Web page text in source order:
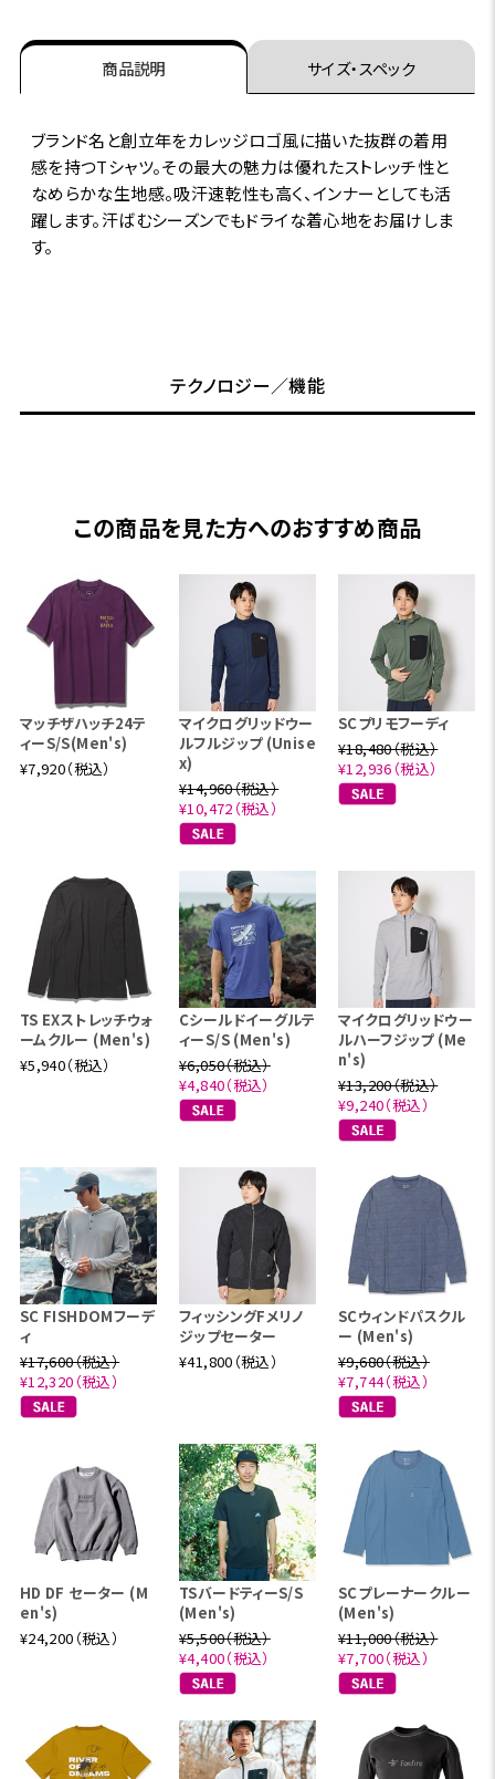
商品説明 サイズ・スペック
ブランド名と創立年をカレッジロゴ風に描いた抜群の着用
感を持つTシャツ。その最大の魅力は優れたストレッチ性と
なめらかな生地感。吸汗速乾性も高く、インナーとしても活
躍します。汗ばむシーズンでもドライな着心地をお届けしま
す。
テクノロジー／機能
この商品を見た方へのおすすめ商品
マッチザハッチ24テ
ィーS/S(Men's)
¥7,920（税込）
マイクログリッドウー
ルフルジップ (Unise
x)
¥14,960（税込）
¥10,472（税込）
SCプリモフーディ
¥18,480（税込）
¥12,936（税込）
TS EXストレッチウォ
ームクルー (Men's)
¥5,940（税込）
Cシールドイーグルテ
ィーS/S (Men's)
¥6,050（税込）
¥4,840（税込）
マイクログリッドウー
ルハーフジップ (Me
n's)
¥13,200（税込）
¥9,240（税込）
SC FISHDOMフーデ
ィ
¥17,600（税込）
¥12,320（税込）
フィッシングFメリノ
ジップセーター
¥41,800（税込）
SCウィンドパスクル
ー (Men's)
¥9,680（税込）
¥7,744（税込）
HD DF セーター (M
en's)
¥24,200（税込）
TSバードティーS/S
(Men's)
¥5,500（税込）
¥4,400（税込）
SCプレーナークルー
(Men's)
¥11,000（税込）
¥7,700（税込）